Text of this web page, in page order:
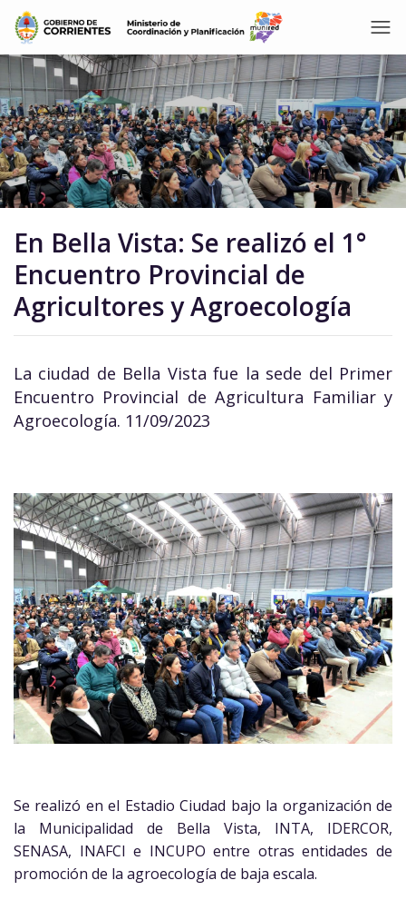
En Bella Vista: Se realizó el 1°
Encuentro Provincial de
Agricultores y Agroecología
La ciudad de Bella Vista fue la sede del Primer
Encuentro Provincial de Agricultura Familiar y
Agroecología. 11/09/2023
Se realizó en el Estadio Ciudad bajo la organización de
la Municipalidad de Bella Vista, INTA, IDERCOR,
SENASA, INAFCI e INCUPO entre otras entidades de
promoción de la agroecología de baja escala.